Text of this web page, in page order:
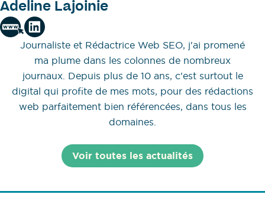
Adeline Lajoinie
Journaliste et Rédactrice Web SEO, j'ai promené
ma plume dans les colonnes de nombreux
journaux. Depuis plus de 10 ans, c'est surtout le
digital qui profite de mes mots, pour des rédactions
web parfaitement bien référencées, dans tous les
domaines.
Voir toutes les actualités